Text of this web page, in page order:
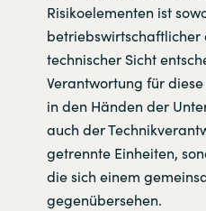
Risikoelementen ist
betriebswirtschaftlicher
technischer Sicht
Verantwortung für
in den Händen der
auch der
getrennte Einheiten,
die sich einem
gegenübersehen.